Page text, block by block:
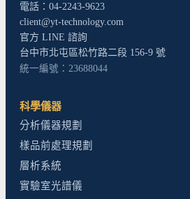
電話：04-2243-9623
client@yt-technology.com
官方 LINE 諮詢
台中市北屯區松竹路二段 156-9 號
統一編號：23688044
科學儀器
分析儀器規劃
樣品前處理規劃
層析系統
實驗室光譜儀